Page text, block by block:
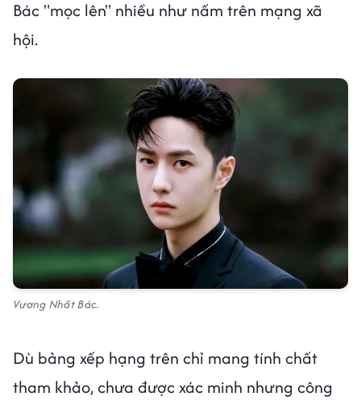
Bác "mọc lên" nhiều như nấm trên mạng xã
hội.
Vương Nhất Bác.
Dù bảng xếp hạng trên chỉ mang tính chất
tham khảo, chưa được xác minh nhưng công